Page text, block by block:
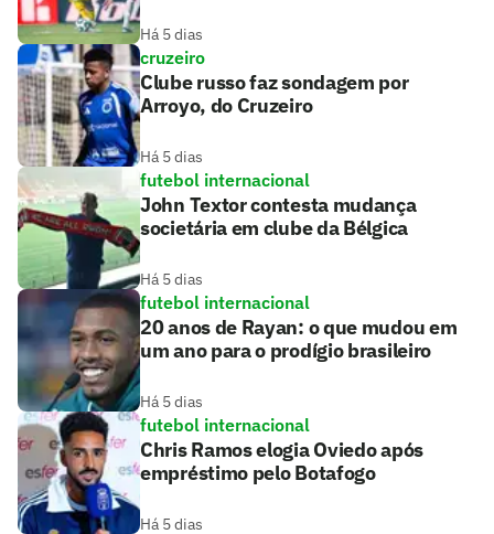
Há 5 dias
cruzeiro
Clube russo faz sondagem por
Arroyo, do Cruzeiro
Há 5 dias
futebol internacional
John Textor contesta mudança
societária em clube da Bélgica
Há 5 dias
futebol internacional
20 anos de Rayan: o que mudou em
um ano para o prodígio brasileiro
Há 5 dias
futebol internacional
Chris Ramos elogia Oviedo após
empréstimo pelo Botafogo
Há 5 dias